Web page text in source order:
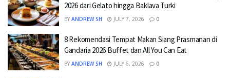
2026 dari Gelato hingga Baklava Turki
BY ANDREW SH JULY 7, 2026 0
8 Rekomendasi Tempat Makan Siang Prasmanan di
Gandaria 2026 Buffet dan All You Can Eat
BY ANDREW SH JULY 6, 2026 0